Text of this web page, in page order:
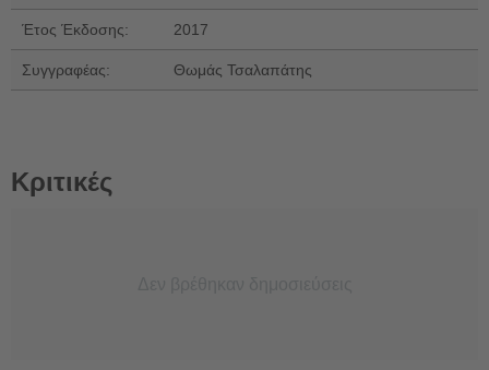
Έτος Έκδοσης: 2017
Συγγραφέας: Θωμάς Τσαλαπάτης
Κριτικές